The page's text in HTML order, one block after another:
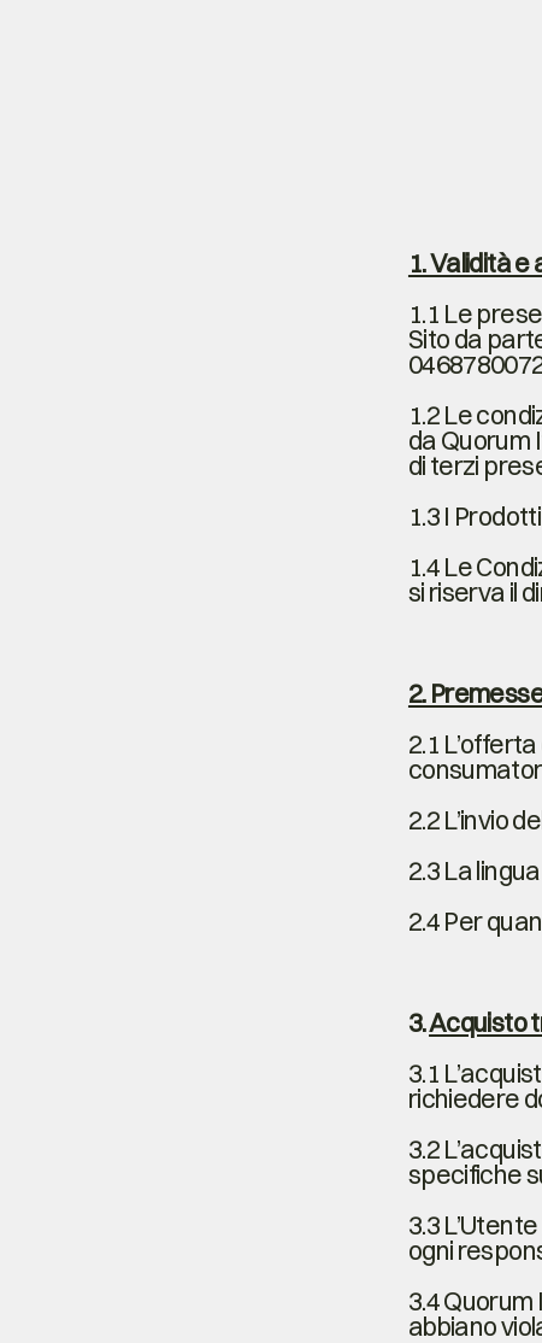
1. Validità
1.1 Le
Sito da
1.2 Le
da Quorum
di terzi
1.3 I
1.4 Le
si riserva il
2.
2.1
2.2 L’invio
2.3 La
2.4 Per
3.Acquisto
3.1
richiedere
3.2
specifiche
3.3
ogni
3.4
abbiano